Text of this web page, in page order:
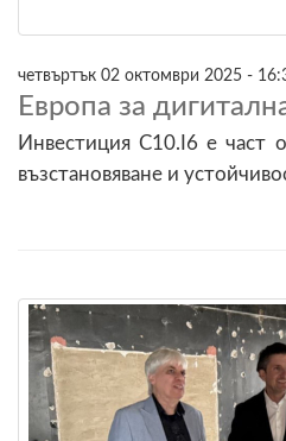
четвъртък 02 октомври 2025 -
Европа за
Инвестиция C10.I6 е част
възстановяване и